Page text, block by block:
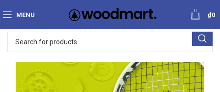
MENU
0
₫0